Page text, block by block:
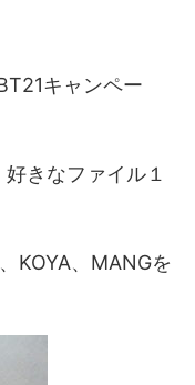
キャンペー
きなファイル１
KOYA、MANGを